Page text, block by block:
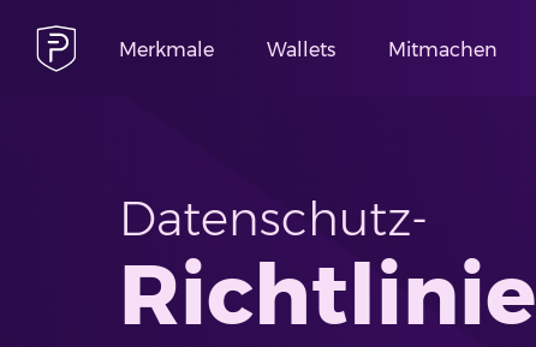
Merkmale Wallets Mitmachen
Datenschutz-
Richtlinie